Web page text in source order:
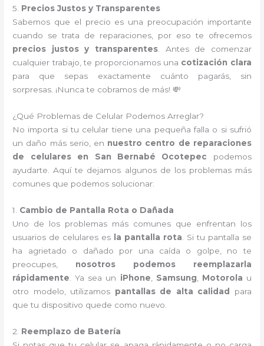
5. Precios Justos y Transparentes
Sabemos que el precio es una preocupación importante
cuando se trata de reparaciones, por eso te ofrecemos
precios justos y transparentes. Antes de comenzar
cualquier trabajo, te proporcionamos una cotización clara
para que sepas exactamente cuánto pagarás, sin
sorpresas. ¡Nunca te cobramos de más! 💸
¿Qué Problemas de Celular Podemos Arreglar?
No importa si tu celular tiene una pequeña falla o si sufrió
un daño más serio, en nuestro centro de reparaciones
de celulares en San Bernabé Ocotepec podemos
ayudarte. Aquí te dejamos algunos de los problemas más
comunes que podemos solucionar:
1. Cambio de Pantalla Rota o Dañada
Uno de los problemas más comunes que enfrentan los
usuarios de celulares es
la pantalla rota . Si tu pantalla se
ha agrietado o dañado por una caída o golpe, no te
preocupes, nosotros podemos reemplazarla
rápidamente . Ya sea un iPhone Samsung Motorola u
otro modelo, utilizamos pantallas de alta calidad
para
que tu dispositivo quede como nuevo.
2. Reemplazo de Batería